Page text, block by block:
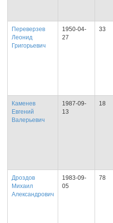
Переверзев
Леонид
Григорьевич
1950-04-
27
33
Каменев
Евгений
Валерьевич
1987-09-
13
18
Дроздов
Михаил
Александрович
1983-09-
05
78